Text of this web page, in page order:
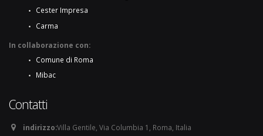
Cester Impresa
Carma
In collaborazione con:
Comune di Roma
Mibac
Contatti
indirizzo:Villa Gentile, Via Columbia 1, Roma, Italia